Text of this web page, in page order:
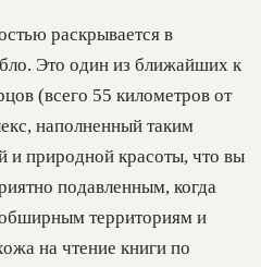
раскрывается в
Это один из ближайших к
(всего 55 километров от
наполненный таким
и природной красоты, что вы
подавленным, когда
территориям и
на чтение книги по